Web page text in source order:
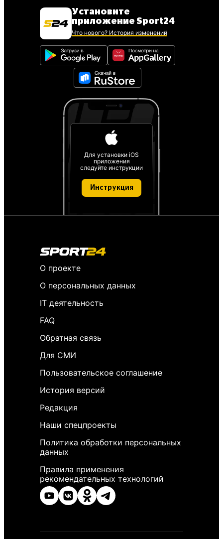
Установите
приложение Sport24
Что нового? История изменений
Для установки iOS
приложения
следуйте инструкции
Инструкция
О проекте
О персональных данных
IT деятельность
FAQ
Обратная связь
Для СМИ
Пользовательское соглашение
История версий
Редакция
Наши спецпроекты
Политика обработки персональных
данных
Правила применения
рекомендательных технологий